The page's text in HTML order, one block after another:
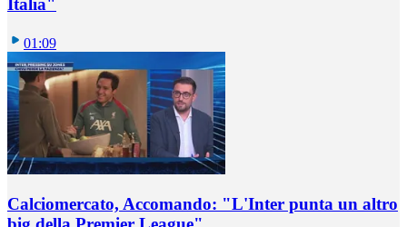
Italia"
01:09
Calciomercato, Accomando: "L'Inter punta un altro